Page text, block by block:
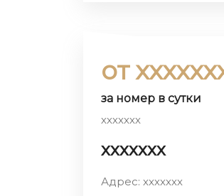
от
за номер в сутки
ххххххх
ххххххх
Адрес: ххххххх